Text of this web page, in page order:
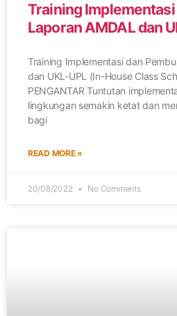
Training
Laporan AMDAL dan
Training Implementasi dan
dan UKL-UPL (In-House Class
PENGANTAR Tuntutan
lingkungan semakin ketat dan
bagi
READ MORE »
20/08/2022 No Comments